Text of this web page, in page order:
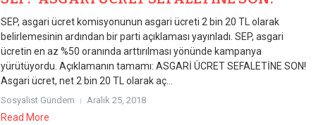
SEP, asgari ücret komisyonunun asgari ücreti 2 bin 20 TL olarak
belirlemesinin ardından bir parti açıklaması yayınladı. SEP, asgari
ücretin en az %50 oranında arttırılması yönünde kampanya
yürütüyordu. Açıklamanın tamamı: ASGARİ ÜCRET SEFALETİNE SON!
Asgari ücret, net 2 bin 20 TL olarak aç...
Sosyalist Gündem Aralık 25, 2018
Read More